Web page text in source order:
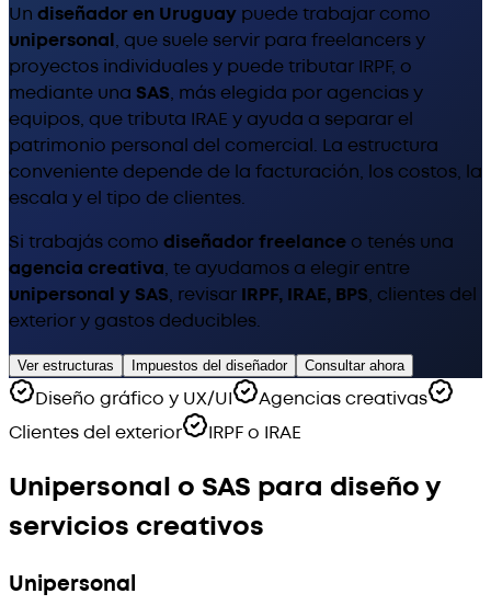
Un diseñador en Uruguay puede trabajar como
unipersonal, que suele servir para freelancers y
proyectos individuales y puede tributar IRPF, o
mediante una SAS, más elegida por agencias y
equipos, que tributa IRAE y ayuda a separar el
patrimonio personal del comercial. La estructura
conveniente depende de la facturación, los costos, la
escala y el tipo de clientes.
Si trabajás como diseñador freelance o tenés una
agencia creativa, te ayudamos a elegir entre
unipersonal y SAS, revisar IRPF, IRAE, BPS, clientes del
exterior y gastos deducibles.
Ver estructuras Impuestos del diseñador Consultar ahora
Diseño gráfico y UX/UI
Agencias creativas
Clientes del exterior
IRPF o IRAE
Unipersonal o SAS para diseño y
servicios creativos
Unipersonal